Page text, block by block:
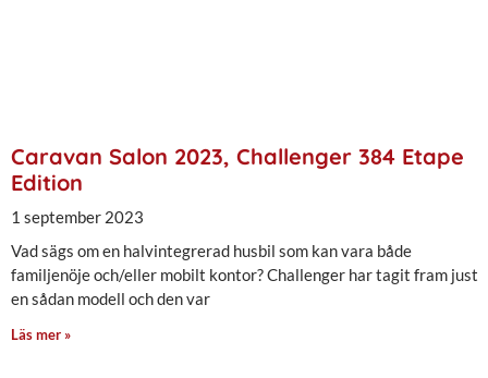
Caravan Salon 2023, Challenger 384 Etape
Edition
1 september 2023
Vad sägs om en halvintegrerad husbil som kan vara både
familjenöje och/eller mobilt kontor? Challenger har tagit fram just
en sådan modell och den var
Läs mer »